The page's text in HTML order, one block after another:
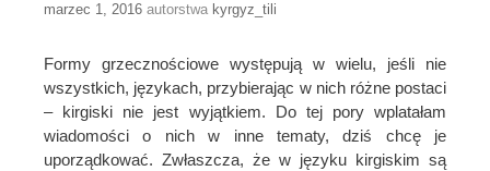
marzec 1, 2016 autorstwa kyrgyz_tili
Formy grzecznościowe występują w wielu, jeśli nie
wszystkich, językach, przybierając w nich różne postaci
– kirgiski nie jest wyjątkiem. Do tej pory wplatałam
wiadomości o nich w inne tematy, dziś chcę je
uporządkować. Zwłaszcza, że w języku kirgiskim są